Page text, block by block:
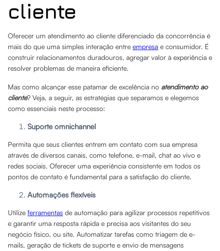
cliente
Oferecer um atendimento ao cliente diferenciado da concorrência é
mais do que uma simples interação entre empresa e consumidor. É
construir relacionamentos duradouros, agregar valor à experiência e
resolver problemas de maneira eficiente.
Mas como alcançar esse patamar de excelência no atendimento ao
cliente? Veja, a seguir, as estratégias que separamos e elegemos
como essenciais neste processo:
Suporte omnichannel
Permita que seus clientes entrem em contato com sua empresa
através de diversos canais, como telefone, e-mail, chat ao vivo e
redes sociais. Oferecer uma experiência consistente em todos os
pontos de contato é fundamental para a satisfação do cliente.
Automações flexíveis
Utilize ferramentas de automação para agilizar processos repetitivos
e garantir uma resposta rápida e precisa aos visitantes do seu
negócio físico, ou site. Automatizar tarefas como triagem de e-
mails, geração de tickets de suporte e envio de mensagens